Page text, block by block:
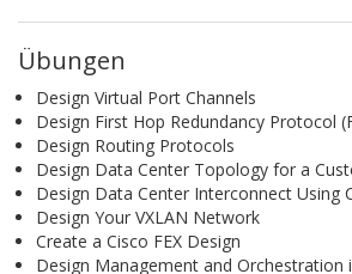
Übungen
Design Virtual Port Channels
Design First Hop Redundancy Protocol
Design Routing Protocols
Design Data Center Topology for a
Design Data Center Interconnect Using
Design Your VXLAN Network
Create a Cisco FEX Design
Design Management and Orchestration